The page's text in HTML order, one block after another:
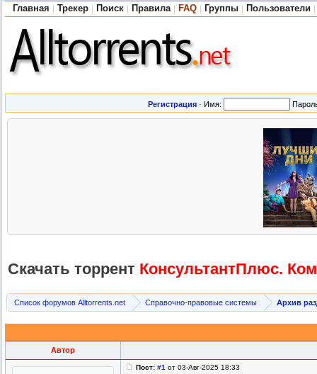
Главная Трекер Поиск Правила FAQ Группы Пользователи
Регистрация · Имя:
Скачать торрент КонсультантПлюс.
Список форумов Alltorrents.net Справочно-правовые системы Архив
Автор
Пост: #1 от 03-Авг-2025 18:33